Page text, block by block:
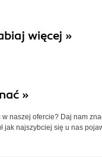
więcej »
»
w naszej ofercie? Daj nam
jak najszybciej się u nas